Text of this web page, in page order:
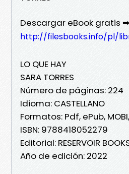
Descargar eBook gratis ➡
http://filesbooks.info/pl/
LO QUE HAY
SARA TORRES
Número de páginas: 224
Idioma: CASTELLANO
Formatos: Pdf, ePub,
ISBN: 9788418052279
Editorial: RESERVOIR
Año de edición: 2022